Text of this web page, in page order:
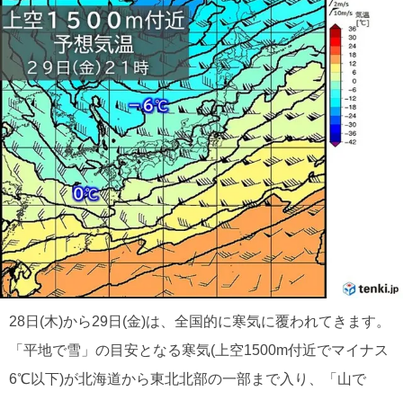
28日(木)から29日(金)は、全国的に寒気に覆われてきます。
「平地で雪」の目安となる寒気(上空1500m付近でマイナス
6℃以下)が北海道から東北北部の一部まで入り、「山で